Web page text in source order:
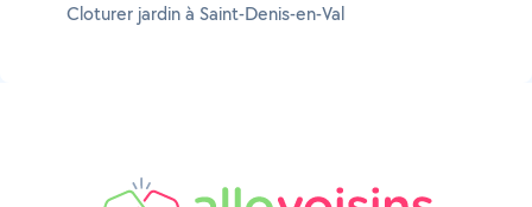
Cloturer jardin à Saint-Denis-en-Val